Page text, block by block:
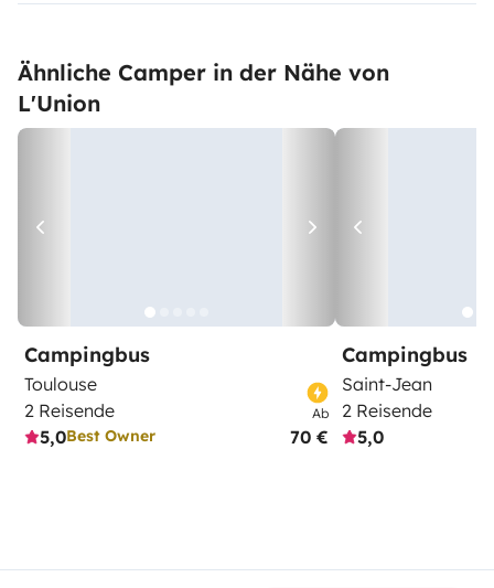
Ähnliche Camper in der Nähe von
L'Union
Campingbus
Toulouse
2 Reisende
5,0Best Owner
Ab
70 €
Campingbus
Saint-Jean
2 Reisende
5,0